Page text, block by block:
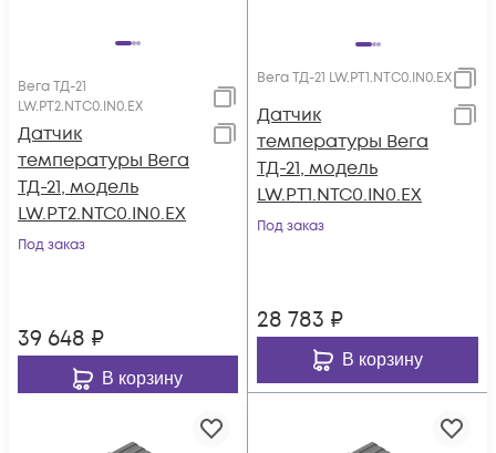
Вега ТД-21
LW.PT2.NTC0.IN0.EX
Датчик
температуры Вега
ТД-21, модель
LW.PT2.NTC0.IN0.EX
Под заказ
39 648 ₽
В корзину
Вега ТД-21 LW.PT1.NTC0.IN0.EX
Датчик
температуры Вега
ТД-21, модель
LW.PT1.NTC0.IN0.EX
Под заказ
28 783 ₽
В корзину